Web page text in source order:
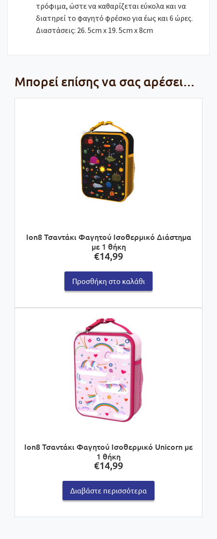
τρόφιμα, ώστε να καθαρίζεται εύκολα και να
διατηρεί το φαγητό φρέσκο για έως και 6 ώρες.
Διαστάσεις: 26. 5cm x 19. 5cm x 8cm
Μπορεί επίσης να σας αρέσει…
Ion8 Τσαντάκι Φαγητού Ισοθερμικό Διάστημα
με 1 θήκη
€14,99
Προσθήκη στο καλάθι
Ion8 Τσαντάκι Φαγητού Ισοθερμικό Unicorn με
1 θήκη
€14,99
Διαβάστε περισσότερα